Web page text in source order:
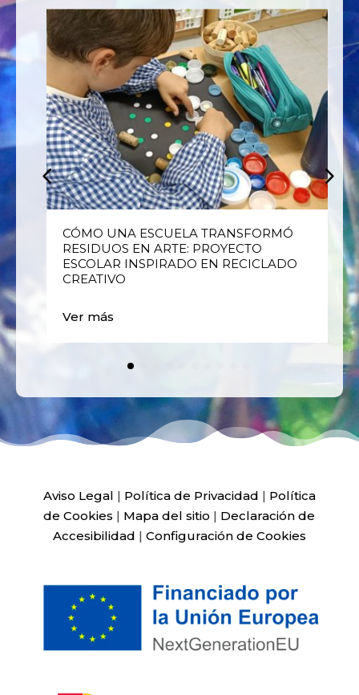
CÓMO UNA ESCUELA TRANSFORMÓ
RESIDUOS EN ARTE: PROYECTO
ESCOLAR INSPIRADO EN RECICLADO
CREATIVO
Ver más
Aviso Legal | Política de Privacidad | Política
de Cookies | Mapa del sitio | Declaración de
Accesibilidad | Configuración de Cookies